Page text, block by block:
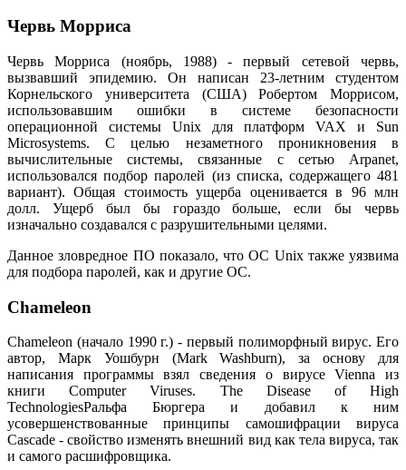
Червь Морриса
Червь Морриса (ноябрь, 1988) - первый сетевой червь,
вызвавший эпидемию. Он написан 23-летним студентом
Корнельского университета (США) Робертом Моррисом,
использовавшим ошибки в системе безопасности
операционной системы Unix для платформ VAX и Sun
Microsystems. С целью незаметного проникновения в
вычислительные системы, связанные с сетью Arpanet,
использовался подбор паролей (из списка, содержащего 481
вариант). Общая стоимость ущерба оценивается в 96 млн
долл. Ущерб был бы гораздо больше, если бы червь
изначально создавался с разрушительными целями.
Данное зловредное ПО показало, что ОС Unix также уязвима
для подбора паролей, как и другие ОС.
Chameleon
Chameleon (начало 1990 г.) - первый полиморфный вирус. Его
автор, Марк Уошбурн (Mark Washburn), за основу для
написания программы взял сведения о вирусе Vienna из
книги Computer Viruses. The Disease of High
TechnologiesРальфа Бюргера и добавил к ним
усовершенствованные принципы самошифрации вируса
Cascade - свойство изменять внешний вид как тела вируса, так
и самого расшифровщика.